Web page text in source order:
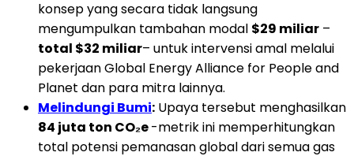
konsep yang secara tidak langsung
mengumpulkan tambahan modal $29 miliar –
total $32 miliar– untuk intervensi amal melalui
pekerjaan Global Energy Alliance for People and
Planet dan para mitra lainnya.
Melindungi Bumi: Upaya tersebut menghasilkan
84 juta ton CO₂e-metrik ini memperhitungkan
total potensi pemanasan global dari semua gas